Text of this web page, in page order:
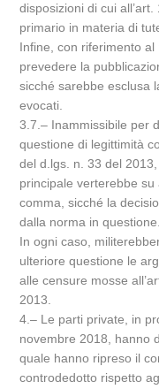
disposizioni di cui
primario in materia di
Infine, con riferimento
prevedere la
sicché sarebbe esclusa
evocati.
3.7.– Inammissibile per
questione di legittimità
del d.lgs. n. 33 del
principale verterebbe
comma, sicché la
dalla norma in questione.
In ogni caso,
ulteriore questione le
alle censure mosse
2013.
4.– Le parti private, in
novembre 2018, hanno
quale hanno ripreso il
controdedotto rispetto